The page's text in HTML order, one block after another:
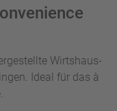
Wirtshaus-
Ideal für das à